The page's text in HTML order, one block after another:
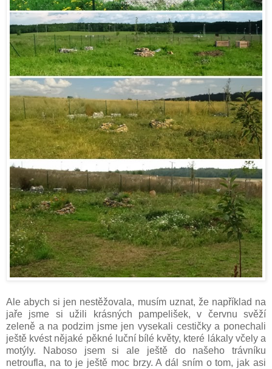
Ale abych si jen nestěžovala, musím uznat, že například na
jaře jsme si užili krásných pampelišek, v červnu svěží
zeleně a na podzim jsme jen vysekali cestičky a ponechali
ještě kvést nějaké pěkné luční bílé květy, které lákaly včely a
motýly. Naboso jsem si ale ještě do našeho trávníku
netroufla, na to je ještě moc brzy. A dál sním o tom, jak asi